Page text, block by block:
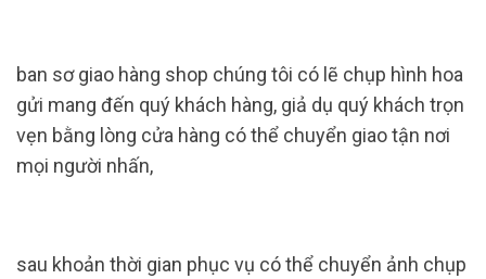
ban sơ giao hàng shop chúng tôi có lẽ chụp hình hoa
gửi mang đến quý khách hàng, giả dụ quý khách trọn
vẹn bằng lòng cửa hàng có thể chuyển giao tận nơi
mọi người nhấn,
sau khoản thời gian phục vụ có thể chuyển ảnh chụp